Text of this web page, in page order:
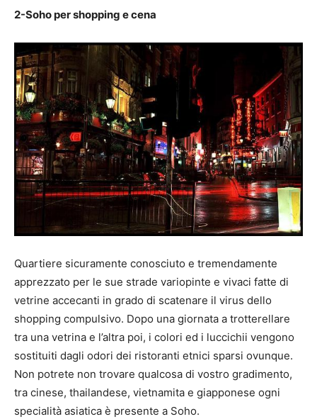
2-Soho per shopping e cena
Quartiere sicuramente conosciuto e tremendamente
apprezzato per le sue strade variopinte e vivaci fatte di
vetrine accecanti in grado di scatenare il virus dello
shopping compulsivo. Dopo una giornata a trotterellare
tra una vetrina e l’altra poi, i colori ed i luccichii vengono
sostituiti dagli odori dei ristoranti etnici sparsi ovunque.
Non potrete non trovare qualcosa di vostro gradimento,
tra cinese, thailandese, vietnamita e giapponese ogni
specialità asiatica è presente a Soho.